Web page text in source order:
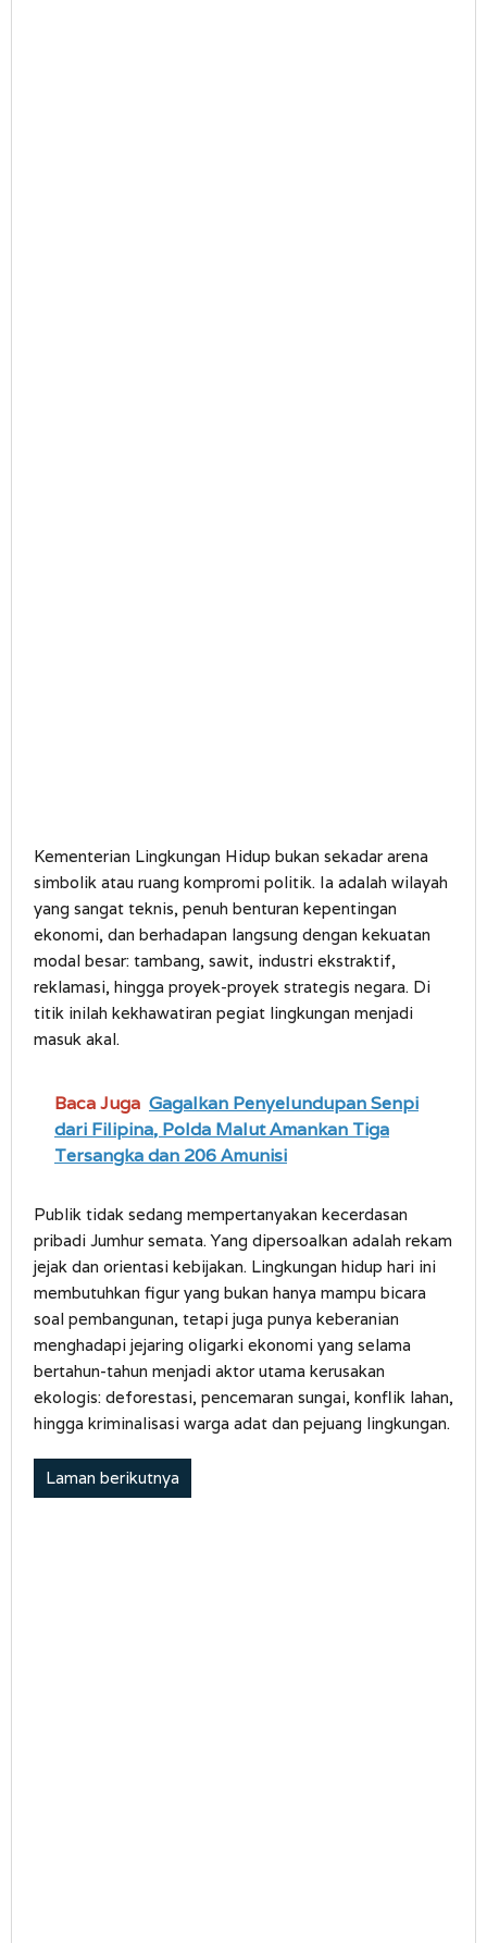
Kementerian Lingkungan Hidup bukan sekadar arena
simbolik atau ruang kompromi politik. Ia adalah wilayah
yang sangat teknis, penuh benturan kepentingan
ekonomi, dan berhadapan langsung dengan kekuatan
modal besar: tambang, sawit, industri ekstraktif,
reklamasi, hingga proyek-proyek strategis negara. Di
titik inilah kekhawatiran pegiat lingkungan menjadi
masuk akal.
Baca Juga Gagalkan Penyelundupan Senpi
dari Filipina, Polda Malut Amankan Tiga
Tersangka dan 206 Amunisi
Publik tidak sedang mempertanyakan kecerdasan
pribadi Jumhur semata. Yang dipersoalkan adalah rekam
jejak dan orientasi kebijakan. Lingkungan hidup hari ini
membutuhkan figur yang bukan hanya mampu bicara
soal pembangunan, tetapi juga punya keberanian
menghadapi jejaring oligarki ekonomi yang selama
bertahun-tahun menjadi aktor utama kerusakan
ekologis: deforestasi, pencemaran sungai, konflik lahan,
hingga kriminalisasi warga adat dan pejuang lingkungan.
Laman berikutnya